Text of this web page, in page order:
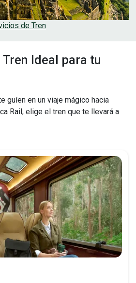
de Tren
Tren Ideal para tu
guíen en un viaje mágico hacia
Rail, elige el tren que te llevará a